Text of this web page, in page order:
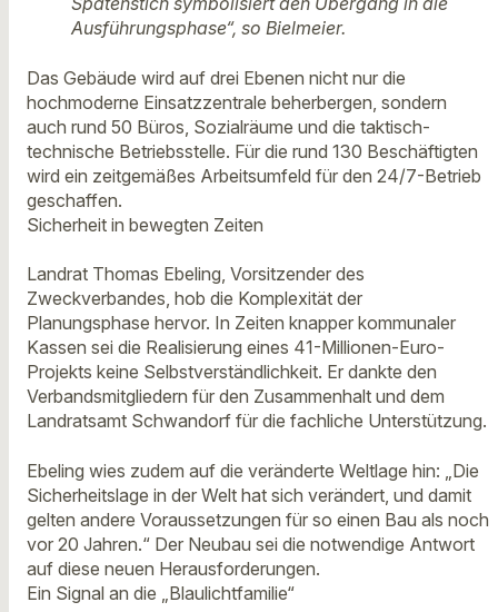
Ausführungsphase“, so Bielmeier.
Das Gebäude wird auf drei Ebenen nicht nur die
hochmoderne Einsatzzentrale beherbergen, sondern
auch rund 50 Büros, Sozialräume und die taktisch-
technische Betriebsstelle. Für die rund 130 Beschäftigten
wird ein zeitgemäßes Arbeitsumfeld für den 24/7-Betrieb
geschaffen.
Sicherheit in bewegten Zeiten
Landrat Thomas Ebeling, Vorsitzender des
Zweckverbandes, hob die Komplexität der
Planungsphase hervor. In Zeiten knapper kommunaler
Kassen sei die Realisierung eines 41-Millionen-Euro-
Projekts keine Selbstverständlichkeit. Er dankte den
Verbandsmitgliedern für den Zusammenhalt und dem
Landratsamt Schwandorf für die fachliche Unterstützung.
Ebeling wies zudem auf die veränderte Weltlage hin: „Die
Sicherheitslage in der Welt hat sich verändert, und damit
gelten andere Voraussetzungen für so einen Bau als noch
vor 20 Jahren.“ Der Neubau sei die notwendige Antwort
auf diese neuen Herausforderungen.
Ein Signal an die „Blaulichtfamilie“